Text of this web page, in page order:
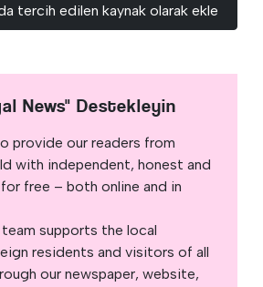
tercih edilen kaynak olarak ekle
News" Destekleyin
provide our readers from
with independent, honest and
free – both online and in
supports the local
residents and visitors of all
our newspaper, website,